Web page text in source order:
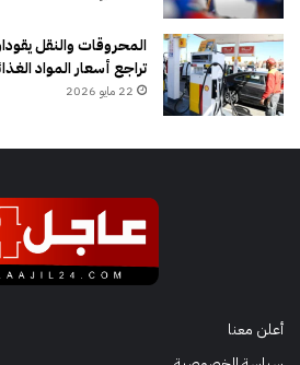
المحروقات والنقل
تراجع أسعار المواد
22 مايو 2026
أعلن معنا